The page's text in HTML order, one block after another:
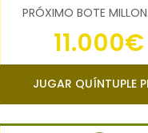
PRÓXIMO BOTE
11.000€
JUGAR QUÍNTUPLE